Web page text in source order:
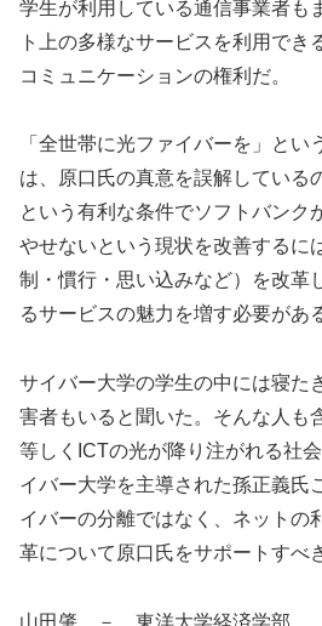
学生が利用している通信事業者も
ト上の多様なサービスを利用でき
コミュニケーションの権利だ。
「全世帯に光ファイバーを」とい
は、原口氏の真意を誤解している
という有利な条件でソフトバンク
やせないという現状を改善するに
制・慣行・思い込みなど）を改革
るサービスの魅力を増す必要があ
サイバー大学の学生の中には寝た
害者もいると聞いた。そんな人も
等しくICTの光が降り注がれる社
イバー大学を主導された孫正義氏
イバーの分離ではなく、ネットの
革について原口氏をサポートすべ
山田肇 － 東洋大学経済学部